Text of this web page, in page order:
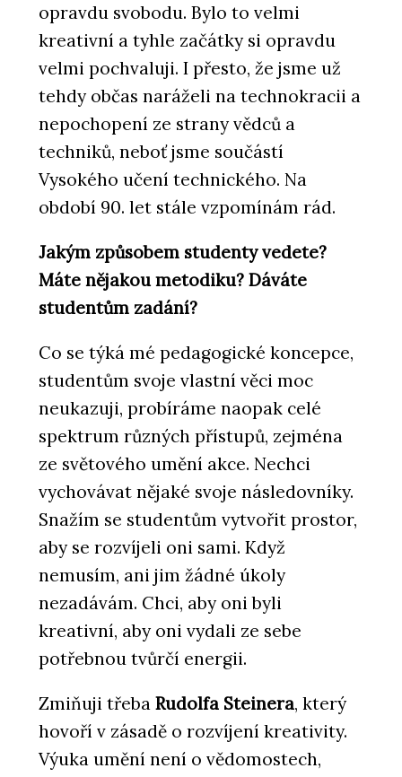
opravdu svobodu. Bylo to velmi
kreativní a tyhle začátky si opravdu
velmi pochvaluji. I přesto, že jsme už
tehdy občas naráželi na technokracii a
nepochopení ze strany vědců a
techniků, neboť jsme součástí
Vysokého učení technického. Na
období 90. let stále vzpomínám rád.
Jakým způsobem studenty vedete?
Máte nějakou metodiku? Dáváte
studentům zadání?
Co se týká mé pedagogické koncepce,
studentům svoje vlastní věci moc
neukazuji, probíráme naopak celé
spektrum různých přístupů, zejména
ze světového umění akce. Nechci
vychovávat nějaké svoje následovníky.
Snažím se studentům vytvořit prostor,
aby se rozvíjeli oni sami. Když
nemusím, ani jim žádné úkoly
nezadávám. Chci, aby oni byli
kreativní, aby oni vydali ze sebe
potřebnou tvůrčí energii.
Zmiňuji třeba Rudolfa Steinera, který
hovoří v zásadě o rozvíjení kreativity.
Výuka umění není o vědomostech,